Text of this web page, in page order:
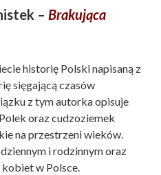
– Brakująca
historię Polski napisaną z
sięgającą czasów
z tym autorka opisuje
oraz cudzoziemek
na przestrzeni wieków.
i rodzinnym oraz
w Polsce.